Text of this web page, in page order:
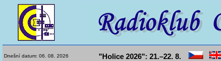
Dnešní datum: 06. 08. 2026 "Holice 2026": 21.–22. 8.